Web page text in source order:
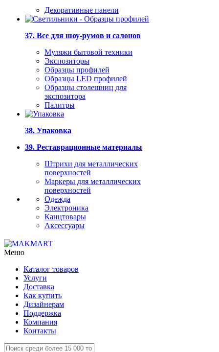
Декоративные панели
37. Все для шоу-румов и салонов
Муляжи бытовой техники
Экспозиторы
Образцы профилей
Образцы LED профилей
Образцы столешниц для
экспозитора
Палитры
38. Упаковка
39. Реставрационные материалы
Штрихи для металлических
поверхностей
Маркеры для металлических
поверхностей
Одежда
Электроника
Канцтовары
Аксессуары
Меню
Каталог товаров
Услуги
Доставка
Как купить
Дизайнерам
Поддержка
Компания
Контакты